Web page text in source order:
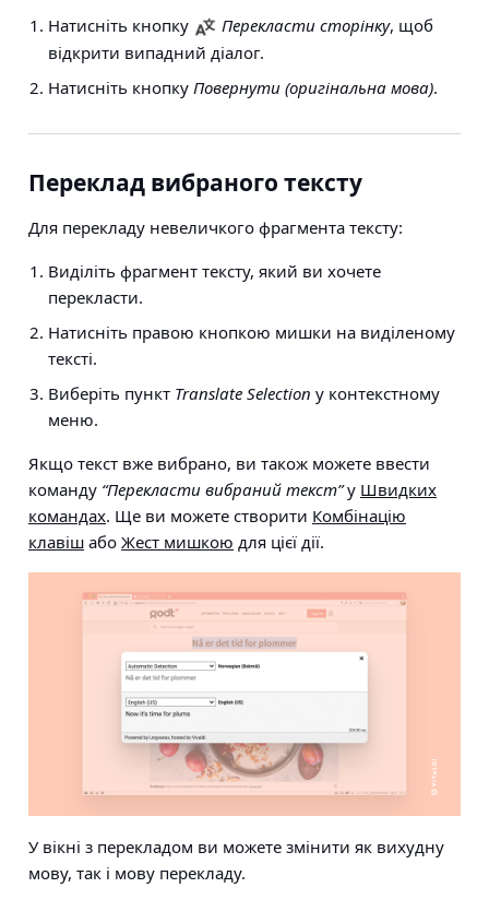
Натисніть кнопку
Перекласти сторінку, щоб
відкрити випадний діалог.
Натисніть кнопку Повернути (оригінальна мова).
Переклад вибраного тексту
Для перекладу невеличкого фрагмента тексту:
Виділіть фрагмент тексту, який ви хочете
перекласти.
Натисніть правою кнопкою мишки на виділеному
тексті.
Виберіть пункт Translate Selection у контекстному
меню.
Якщо текст вже вибрано, ви також можете ввести
команду “Перекласти вибраний текст”у Швидких
командах. Ще ви можете створити Комбінацію
клавіш або Жест мишкою для цієї дії.
У вікні з перекладом ви можете змінити як вихудну
мову, так і мову перекладу.